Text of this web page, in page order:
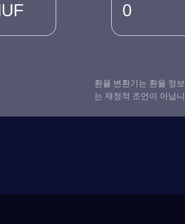
환율 변환기는 환율 정
는 재정적 조언이 아닙